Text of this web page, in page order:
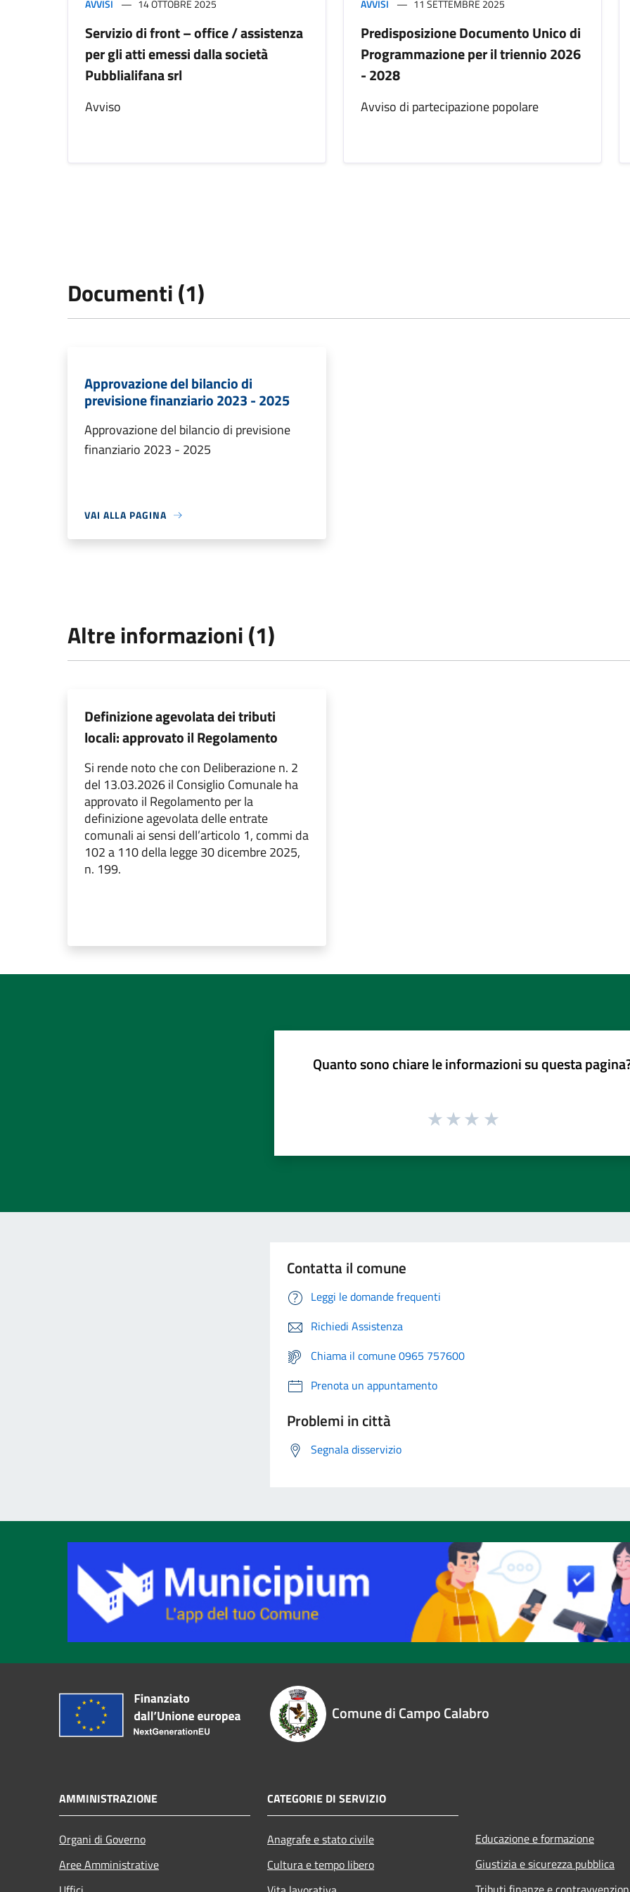
AVVISI 14 OTTOBRE 2025
Servizio di front – office / assistenza
per gli atti emessi dalla società
Pubblialifana srl
Avviso
AVVISI 11 SETTEMBRE 2025
Predisposizione Documento Unico di
Programmazione per il triennio 2026
- 2028
Avviso di partecipazione popolare
Documenti (1)
Approvazione del bilancio di
previsione finanziario 2023 - 2025
Approvazione del bilancio di previsione
finanziario 2023 - 2025
VAI ALLA PAGINA
Altre informazioni (1)
Definizione agevolata dei tributi
locali: approvato il Regolamento
Si rende noto che con Deliberazione n. 2
del 13.03.2026 il Consiglio Comunale ha
approvato il Regolamento per la
definizione agevolata delle entrate
comunali ai sensi dell’articolo 1, commi da
102 a 110 della legge 30 dicembre 2025,
n. 199.
Quanto sono chiare le informazioni su questa
Contatta il comune
Leggi le domande frequenti
Richiedi Assistenza
Chiama il comune 0965 757600
Prenota un appuntamento
Problemi in città
Segnala disservizio
Comune di Campo Calabro
AMMINISTRAZIONE
Organi di Governo
Aree Amministrative
CATEGORIE DI SERVIZIO
Anagrafe e stato civile
Cultura e tempo libero
Educazione e formazione
Giustizia e sicurezza pubblica